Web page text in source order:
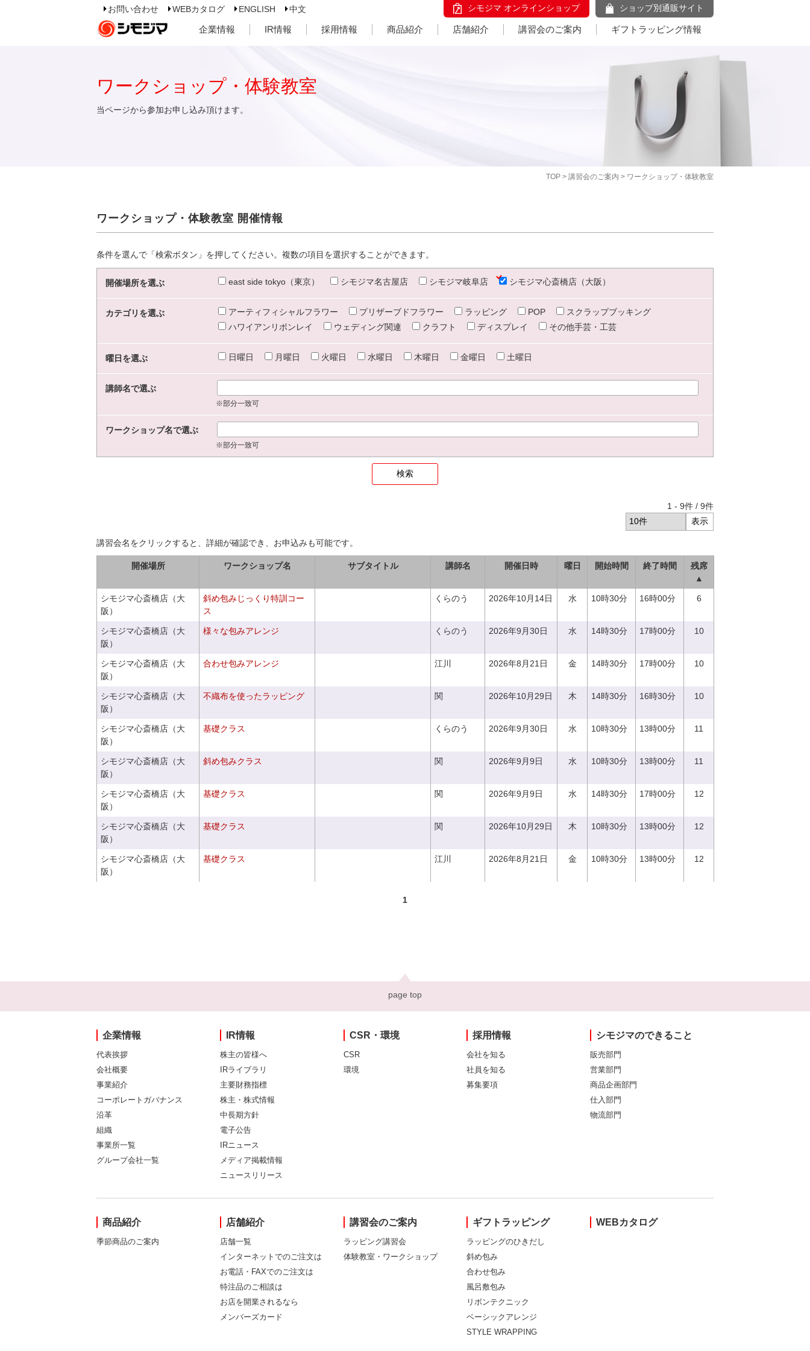
お問い合わせ WEBカタログ ENGLISH 中文 シモジマ オンラインショップ ショップ別通販サイト
企業情報 IR情報 採用情報 商品紹介 店舗紹介 講習会のご案内 ギフトラッピング情報
TOP > 講習会のご案内 > ワークショップ・体験教室
ワークショップ・体験教室
当ページから参加お申し込み頂けます。
ワークショップ・体験教室 開催情報
条件を選んで「検索ボタン」を押してください。複数の項目を選択することができます。
開催場所を選ぶ east side tokyo（東京） シモジマ名古屋店 シモジマ岐阜店 シモジマ心斎橋店（大阪）
カテゴリを選ぶ アーティフィシャルフラワー プリザーブドフラワー ラッピング POP
スクラップブッキング
ハワイアンリボンレイ
ウェディング関連 クラフト ディスプレイ その他手芸・工芸
曜日を選ぶ 日曜日 月曜日 火曜日 水曜日 木曜日 金曜日 土曜日
講師名で選ぶ
※部分一致可
ワークショップ名で選ぶ
※部分一致可
1 - 9件 / 9件
講習会名をクリックすると、詳細が確認でき、お申込みも可能です。
開催場所 ワークショップ名 サブタイトル 講師名 開催日時 曜日 開始時間 終了時間
残席
▲
シモジマ心斎橋店（大
阪）
斜め包みじっくり特訓コー
ス
くらのう 2026年10月14日 水 10時30分 16時00分 6
シモジマ心斎橋店（大
阪）
様々な包みアレンジ くらのう 2026年9月30日 水 14時30分 17時00分 10
シモジマ心斎橋店（大
阪）
合わせ包みアレンジ 江川 2026年8月21日 金 14時30分 17時00分 10
シモジマ心斎橋店（大
阪）
不織布を使ったラッピング 関 2026年10月29日 木 14時30分 16時30分 10
シモジマ心斎橋店（大
阪）
基礎クラス くらのう 2026年9月30日 水 10時30分 13時00分 11
シモジマ心斎橋店（大
阪）
斜め包みクラス 関 2026年9月9日 水 10時30分 13時00分 11
シモジマ心斎橋店（大
阪）
基礎クラス 関 2026年9月9日 水 14時30分 17時00分 12
シモジマ心斎橋店（大
阪）
基礎クラス 関 2026年10月29日 木 10時30分 13時00分 12
シモジマ心斎橋店（大
阪）
基礎クラス 江川 2026年8月21日 金 10時30分 13時00分 12
1
page top
企業情報
代表挨拶
会社概要
事業紹介
コーポレートガバナンス
沿革
組織
事業所一覧
グループ会社一覧
IR情報
株主の皆様へ
IRライブラリ
主要財務指標
株主・株式情報
中長期方針
電子公告
IRニュース
メディア掲載情報
ニュースリリース
CSR・環境
CSR
環境
採用情報
会社を知る
社員を知る
募集要項
シモジマのできること
販売部門
営業部門
商品企画部門
仕入部門
物流部門
商品紹介
季節商品のご案内
店舗紹介
店舗一覧
インターネットでのご注文は
お電話・FAXでのご注文は
特注品のご相談は
お店を開業されるなら
メンバーズカード
講習会のご案内
ラッピング講習会
体験教室・ワークショップ
ギフトラッピング
ラッピングのひきだし
斜め包み
合わせ包み
風呂敷包み
リボンテクニック
ベーシックアレンジ
STYLE WRAPPING
WEBカタログ